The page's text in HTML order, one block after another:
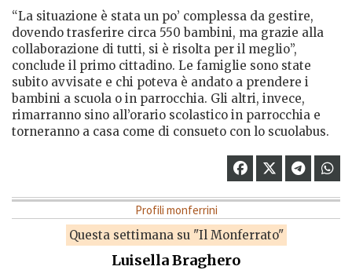
“La situazione è stata un po’ complessa da gestire,
dovendo trasferire circa 550 bambini, ma grazie alla
collaborazione di tutti, si è risolta per il meglio”,
conclude il primo cittadino. Le famiglie sono state
subito avvisate e chi poteva è andato a prendere i
bambini a scuola o in parrocchia. Gli altri, invece,
rimarranno sino all’orario scolastico in parrocchia e
torneranno a casa come di consueto con lo scuolabus.
Profili monferrini
Questa settimana su "Il Monferrato"
Luisella Braghero